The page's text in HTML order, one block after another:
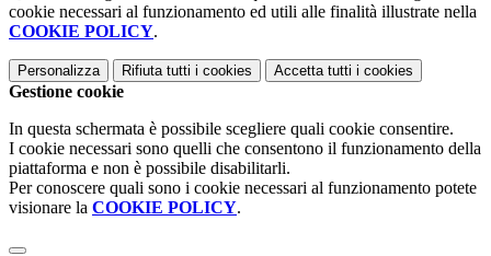
cookie necessari al funzionamento ed utili alle finalità illustrate nella
COOKIE POLICY.
Personalizza Rifiuta tutti i cookies Accetta tutti i cookies
Gestione cookie
In questa schermata è possibile scegliere quali cookie consentire.
I cookie necessari sono quelli che consentono il funzionamento della
piattaforma e non è possibile disabilitarli.
Per conoscere quali sono i cookie necessari al funzionamento potete
visionare la COOKIE POLICY.